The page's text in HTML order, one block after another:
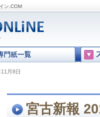
ン.COM
月8日
宮古新報